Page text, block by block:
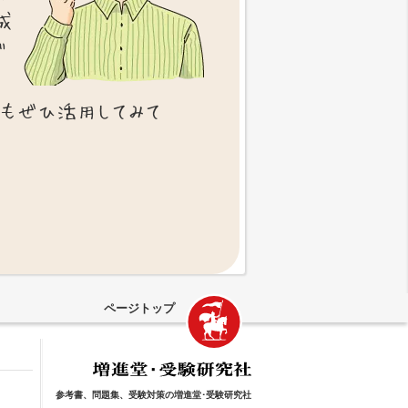
ぜひ活用してみて
ページトップ
参考書、問題集、受験対策の増進堂･受験研究社